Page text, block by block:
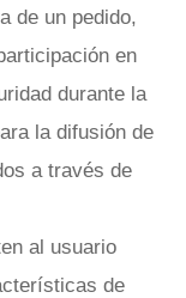
de un pedido,
en
durante la
la difusión de
a través de
al usuario
de